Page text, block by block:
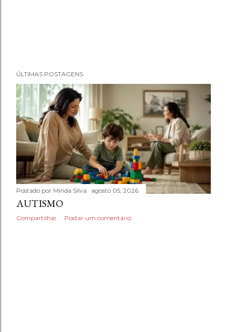
ÚLTIMAS POSTAGENS
Postado por Minda Silva agosto 05, 2026
AUTISMO
Compartilhar Postar um comentário